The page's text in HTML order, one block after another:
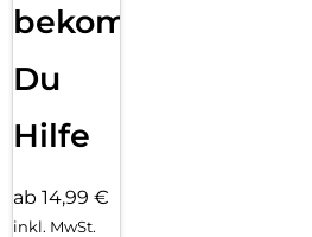
bekommst
Du
Hilfe
ab 14,99 €
inkl. MwSt.